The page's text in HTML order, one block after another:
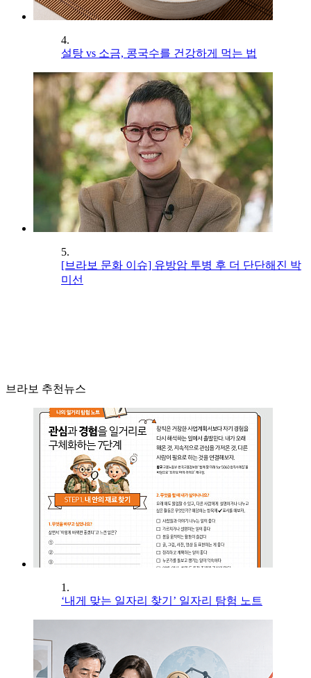
4.
설탕 vs 소금, 콩국수를 건강하게 먹는 법
5.
[브라보 문화 이슈] 유방암 투병 후 더 단단해진 박
미선
브라보 추천뉴스
1.
‘내게 맞는 일자리 찾기’ 일자리 탐험 노트